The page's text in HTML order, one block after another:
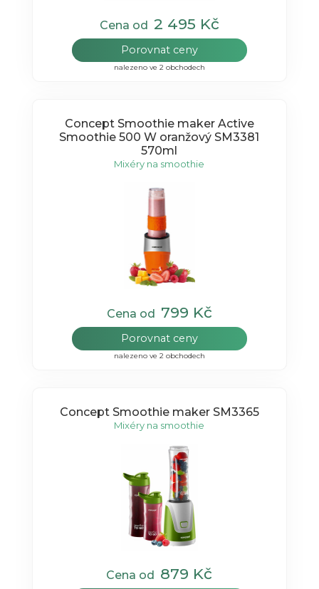
Cena od 2 495 Kč
Porovnat ceny
nalezeno ve 2 obchodech
Concept Smoothie maker Active
Smoothie 500 W oranžový SM3381
570ml
Mixéry na smoothie
Cena od 799 Kč
Porovnat ceny
nalezeno ve 2 obchodech
Concept Smoothie maker SM3365
Mixéry na smoothie
Cena od 879 Kč